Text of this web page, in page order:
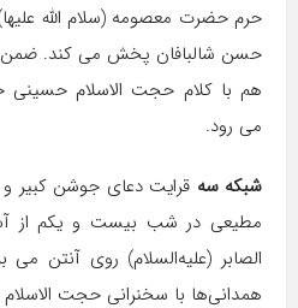
حرم حضرت معصومه (سلام الله
حسن شالبافان پخش می کند. ضمن
هم با کلام حجت الاسلام حسینی
می رود.
شبکه سه قرایت دعای جوشن کبیر و
مطیعی در شب بیست و یکم از
الصابر (علیه‌السلام) روی آنتن می
همدانی‌ها با سخنرانی حجت